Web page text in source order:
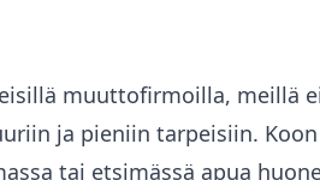
muuttofirmoilla, meillä
ja pieniin tarpeisiin.
tai etsimässä apua